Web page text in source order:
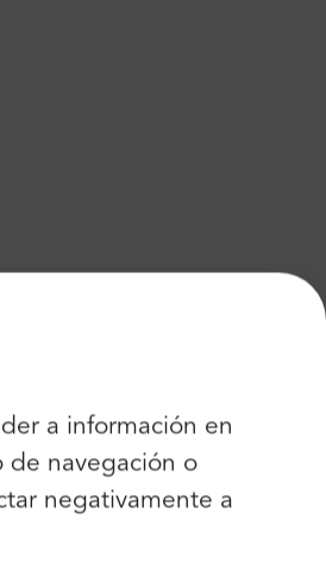
a información en
de navegación o
negativamente a